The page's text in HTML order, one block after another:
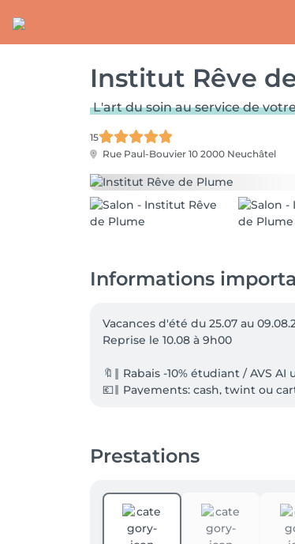
Institut Rêve
L'art du soin au service de
15
Rue Paul-Bouvier 10 2000 Neuchâtel
Informations
Vacances d'été du 25.07 au
Reprise le 10.08 à 9h00
🔖‖ Rabais -10% étudiant / AVS
💶‖ Payements: cash, twint ou
Prestations